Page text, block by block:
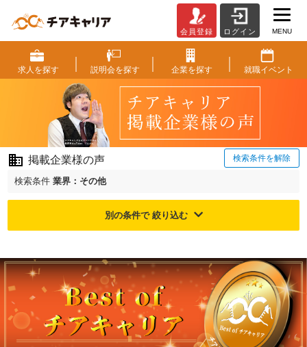
掲
載
企
声
ャ
企
業
か
ら
ス
カ
会員登録 ログイン MENU
求人を探す 説明会を探す 企業を探す 就職イベント
掲載企業様の声 検索条件を解除
検索条件業界：その他
別の条件で 絞り込む